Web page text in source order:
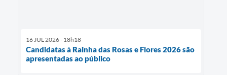
16 JUL 2026 - 18h18
Candidatas à Rainha das Rosas e Flores 2026 são
apresentadas ao público